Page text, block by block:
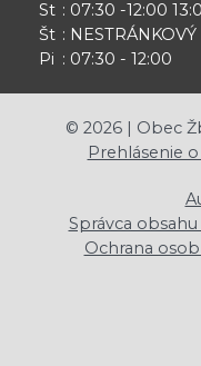
St
Št
Pi
: 07:30 -12:00
:
: 07:30 - 12:00
© 2026| Obec
Prehlásenie
Správca
Ochrana